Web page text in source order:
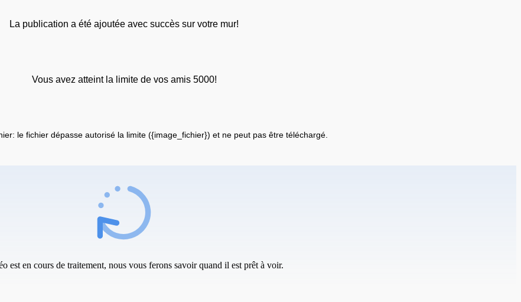
La publication a été ajoutée avec succès sur votre mur!
Vous avez atteint la limite de vos amis 5000!
le fichier dépasse autorisé la limite ({image_fichier}) et ne peut pas être téléchargé.
est en cours de traitement, nous vous ferons savoir quand il est prêt à voir.